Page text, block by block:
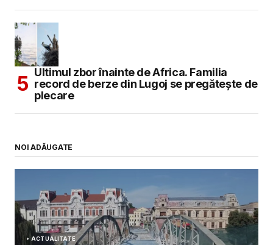
Ultimul zbor înainte de Africa. Familia
record de berze din Lugoj se pregătește de
plecare
NOI ADĂUGATE
ACTUALITATE